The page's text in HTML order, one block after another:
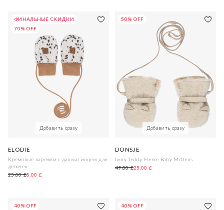
ФИНАЛЬНЫЕ СКИДКИ
70% OFF
Добавить сразу
ELODIE
Кремовые варежки с далматинцем для
девочек
25,00 £8,00 £
50% OFF
Добавить сразу
DONSJE
Ivory Teddy Fleece Baby Mittens
49,00 £25,00 £
40% OFF 40% OFF